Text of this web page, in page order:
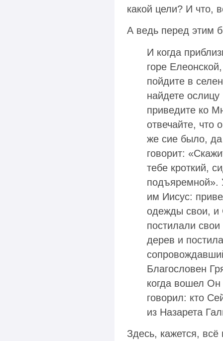
какой цели? И что,
А ведь перед этим
И когда
горе
пойдите в
найдете
приведите ко
отвечайте, что
же сие было, да
говорит:
тебе кроткий,
подъяремной».
им Иисус:
одежды свои, и
постилали
дерев и
Благословен
когда вошел
говорил: кто
из Назарета
Здесь, кажется,